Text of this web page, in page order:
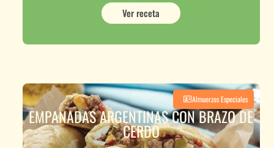
Ver receta
Almuerzos Especiales
EMPANADAS ARGENTINAS CON BRAZO DE
CERDO